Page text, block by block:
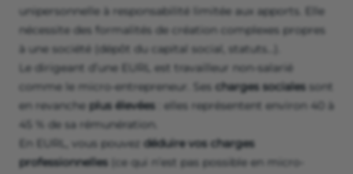
unipersonnelle à responsabilité limitée aux apports. Elle
nécessite des formalités de création complexes propres
à une société (dépôt du capital social, statuts…).
Le dirigeant d’une EURL est travailleur non-salarié
comme le micro-entrepreneur. Ses charges sociales sont
en revanche plus élevées
: elles représentent environ 40 à
45 % de sa rémunération.
En EURL, vous pouvez déduire vos charges
professionnelles (ce qui n’est pas possible en micro-